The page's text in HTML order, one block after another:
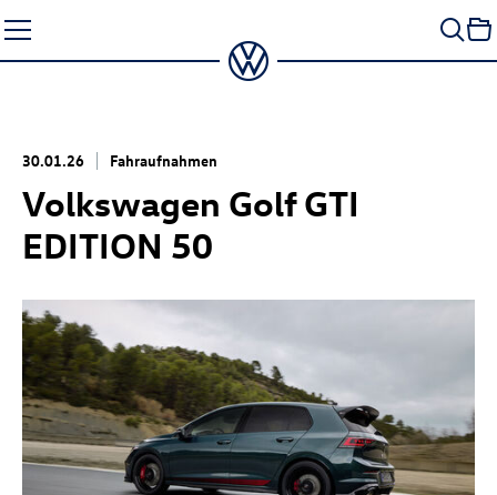
Seiteninhalt
springen
30.01.26 Fahraufnahmen
Volkswagen Golf GTI
EDITION 50